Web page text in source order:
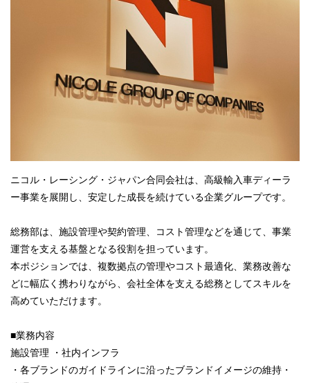
ニコル・レーシング・ジャパン合同会社は、高級輸入車ディーラ
ー事業を展開し、安定した成長を続けている企業グループです。
総務部は、施設管理や契約管理、コスト管理などを通じて、事業
運営を支える基盤となる役割を担っています。
本ポジションでは、複数拠点の管理やコスト最適化、業務改善な
どに幅広く携わりながら、会社全体を支える総務としてスキルを
高めていただけます。
■業務内容
施設管理 ・社内インフラ
・各ブランドのガイドラインに沿ったブランドイメージの維持・